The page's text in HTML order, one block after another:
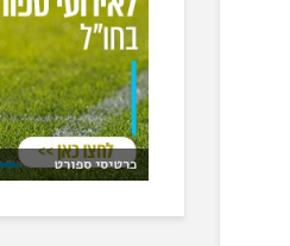
כרטיסי ספורט